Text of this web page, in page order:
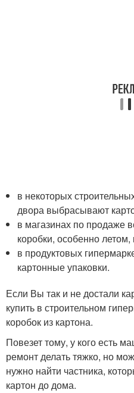
в некоторых
двора выбрасывают
в магазинах по продаже
коробки, особенно
в продуктовых
картонные упаковки.
Если Вы так и не достали
купить в строительном
коробок из картона.
Повезет тому, у кого есть
ремонт делать тяжко, но
нужно найти частника,
картон до дома.